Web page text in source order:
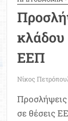
κλάδου
ΕΕΠ
Νίκος
σε θέσεις